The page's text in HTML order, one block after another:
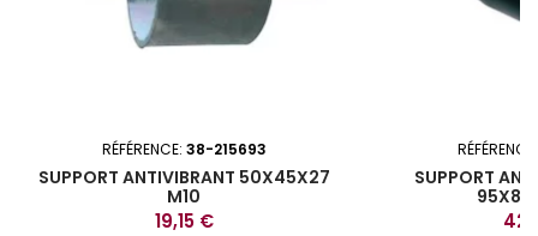
RÉFÉRENCE: 38-215693
SUPPORT ANTIVIBRANT 50X45X27
M10
Prix
19,15 €
SUPPORT
Prix